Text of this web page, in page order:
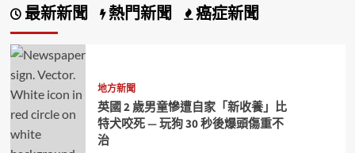
最新新聞 熱門新聞 癌症新聞
地方新聞
英國 2 歲男童慘遭自家「新收養」比
特犬咬死 — 玩狗 30 秒後爆頭傷重不
治